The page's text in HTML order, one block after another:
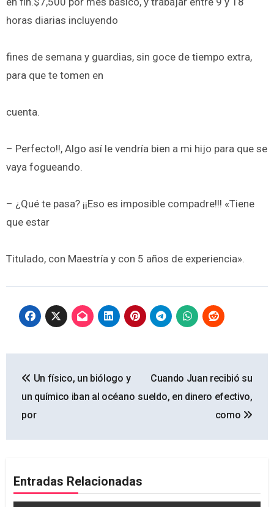
horas diarias incluyendo
fines de semana y guardias, sin goce de tiempo extra,
para que te tomen en
cuenta.
– Perfecto!!, Algo así le vendría bien a mi hijo para que se
vaya fogueando.
– ¿Qué te pasa? ¡¡Eso es imposible compadre!!! «Tiene
que estar
Titulado, con Maestría y con 5 años de experiencia».
de
entradas
Un físico, un biólogo y
un químico iban al océano
por
Cuando Juan recibió su
sueldo, en dinero efectivo,
como
Entradas Relacionadas